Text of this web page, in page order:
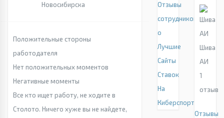
Новосибирска
Положительные стороны
работодателя
Нет положительных моментов
Негативные моменты
Все кто ищет работу, не ходите в
Столото. Ничего хуже вы не найдете,
Отзывы
сотрудников
о
Лучшие
Сайты
Ставок
На
Киберспорт
Шива
АИ
1
отзыв
Отзывы